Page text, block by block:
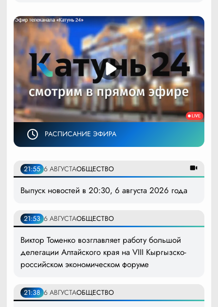
РАСПИСАНИЕ ЭФИРА
21:55 6 АВГУСТАОБЩЕСТВО
Выпуск новостей в 20:30, 6 августа 2026 года
21:53 6 АВГУСТАОБЩЕСТВО
Виктор Томенко возглавляет работу большой
делегации Алтайского края на VIII Кыргызско-
российском экономическом форуме
21:38 6 АВГУСТАОБЩЕСТВО